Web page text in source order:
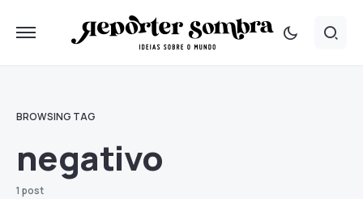
BROWSING TAG
negativo
1 post